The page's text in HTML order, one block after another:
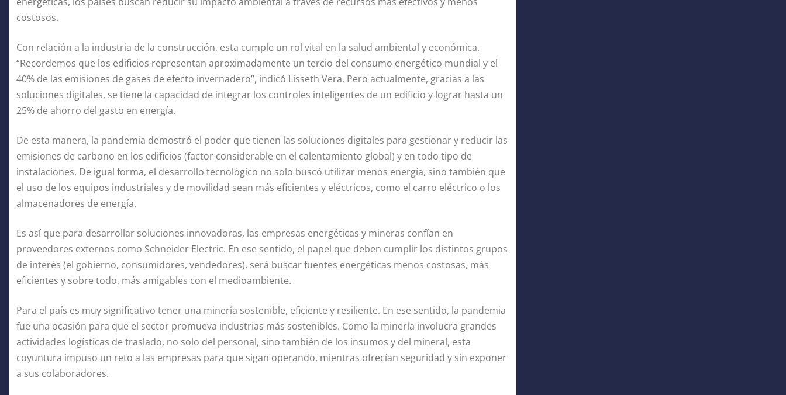
costosos.
Con relación a la industria de la construcción, esta cumple un rol vital en la salud ambiental y económica.
“Recordemos que los edificios representan aproximadamente un tercio del consumo energético mundial y el
40% de las emisiones de gases de efecto invernadero”, indicó Lisseth Vera. Pero actualmente, gracias a las
soluciones digitales, se tiene la capacidad de integrar los controles inteligentes de un edificio y lograr hasta un
25% de ahorro del gasto en energía.
De esta manera, la pandemia demostró el poder que tienen las soluciones digitales para gestionar y reducir las
emisiones de carbono en los edificios (factor considerable en el calentamiento global) y en todo tipo de
instalaciones. De igual forma, el desarrollo tecnológico no solo buscó utilizar menos energía, sino también que
el uso de los equipos industriales y de movilidad sean más eficientes y eléctricos, como el carro eléctrico o los
almacenadores de energía.
Es así que para desarrollar soluciones innovadoras, las empresas energéticas y mineras confían en
proveedores externos como Schneider Electric. En ese sentido, el papel que deben cumplir los distintos grupos
de interés (el gobierno, consumidores, vendedores), será buscar fuentes energéticas menos costosas, más
eficientes y sobre todo, más amigables con el medioambiente.
Para el país es muy significativo tener una minería sostenible, eficiente y resiliente. En ese sentido, la pandemia
fue una ocasión para que el sector promueva industrias más sostenibles. Como la minería involucra grandes
actividades logísticas de traslado, no solo del personal, sino también de los insumos y del mineral, esta
coyuntura impuso un reto a las empresas para que sigan operando, mientras ofrecían seguridad y sin exponer
a sus colaboradores.